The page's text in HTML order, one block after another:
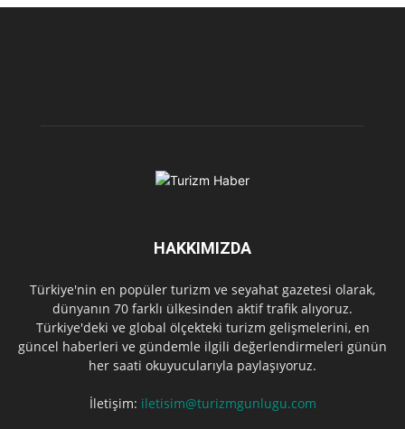
HAKKIMIZDA
Türkiye'nin en popüler turizm ve seyahat gazetesi olarak,
dünyanın 70 farklı ülkesinden aktif trafik alıyoruz.
Türkiye'deki ve global ölçekteki turizm gelişmelerini, en
güncel haberleri ve gündemle ilgili değerlendirmeleri günün
her saati okuyucularıyla paylaşıyoruz.
İletişim: iletisim@turizmgunlugu.com